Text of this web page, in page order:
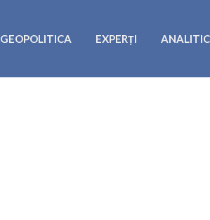
GEOPOLITICA EXPERȚI